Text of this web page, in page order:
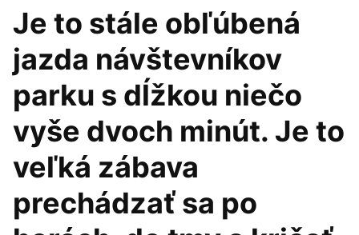
Je to stále obľúbená
jazda návštevníkov
parku s dĺžkou niečo
vyše dvoch minút. Je to
veľká zábava
prechádzať sa po